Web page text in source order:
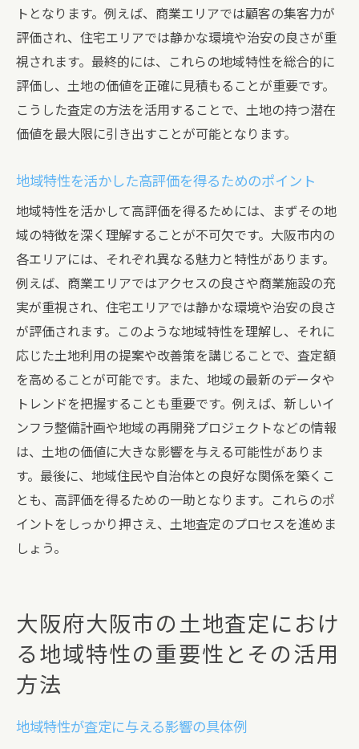
トとなります。例えば、商業エリアでは顧客の集客力が
評価され、住宅エリアでは静かな環境や治安の良さが重
視されます。最終的には、これらの地域特性を総合的に
評価し、土地の価値を正確に見積もることが重要です。
こうした査定の方法を活用することで、土地の持つ潜在
価値を最大限に引き出すことが可能となります。
地域特性を活かした高評価を得るためのポイント
地域特性を活かして高評価を得るためには、まずその地
域の特徴を深く理解することが不可欠です。大阪市内の
各エリアには、それぞれ異なる魅力と特性があります。
例えば、商業エリアではアクセスの良さや商業施設の充
実が重視され、住宅エリアでは静かな環境や治安の良さ
が評価されます。このような地域特性を理解し、それに
応じた土地利用の提案や改善策を講じることで、査定額
を高めることが可能です。また、地域の最新のデータや
トレンドを把握することも重要です。例えば、新しいイ
ンフラ整備計画や地域の再開発プロジェクトなどの情報
は、土地の価値に大きな影響を与える可能性がありま
す。最後に、地域住民や自治体との良好な関係を築くこ
とも、高評価を得るための一助となります。これらのポ
イントをしっかり押さえ、土地査定のプロセスを進めま
しょう。
大阪府大阪市の土地査定におけ
る地域特性の重要性とその活用
方法
地域特性が査定に与える影響の具体例